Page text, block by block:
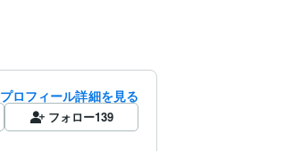
プロフィール詳細を見る
フォロー139